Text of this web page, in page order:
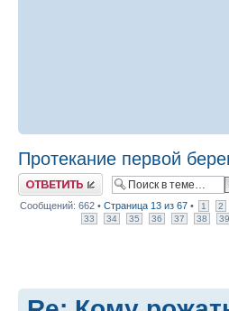
Протекание первой
Ответить
Сообщений: 662 • Страница 13 из 67 • 1 2
33
34 35 36 37 38 39